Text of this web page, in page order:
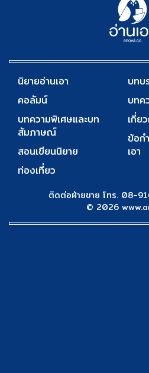
นิยายอ่านเอา
คอลัมน์
บทความพิเศษและบท
สัมภาษณ์
สอนเขียนนิยาย
ท่องเที่ยว
บทบ
บทค
เกี่ย
ข้อก
เอา
ติดต่อฝ่ายขาย โทร. 08-
© 2026